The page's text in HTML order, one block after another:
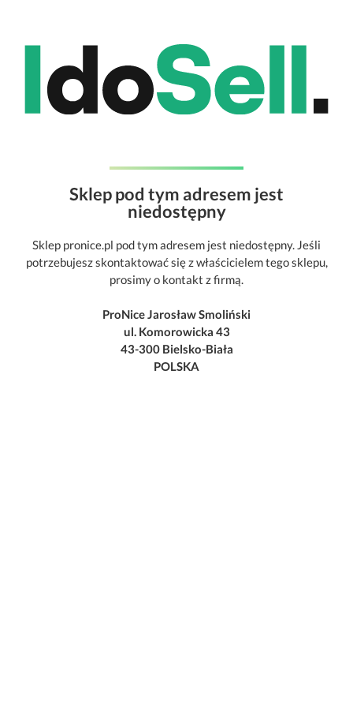
Sklep pod tym adresem jest
niedostępny
Sklep pronice.pl pod tym adresem jest niedostępny. Jeśli
potrzebujesz skontaktować się z właścicielem tego sklepu,
prosimy o kontakt z firmą.
ProNice Jarosław Smoliński
ul. Komorowicka 43
43-300 Bielsko-Biała
POLSKA